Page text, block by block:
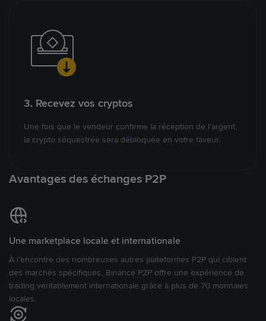
3. Recevez vos cryptos
Une fois que le vendeur confirme la réception de l’argent,
la crypto séquestrée sera débloquée en votre faveur.
Avantages des échanges P2P
Une marketplace locale et internationale
À l’encontre des nombreuses autres plateformes P2P qui ciblent
des marchés spécifiques, Binance P2P offre une expérience de
trading véritablement internationale grâce à plus de 70 monnaies
locales.